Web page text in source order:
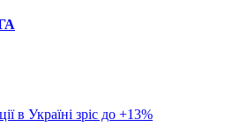
в Україні зріс до +13%